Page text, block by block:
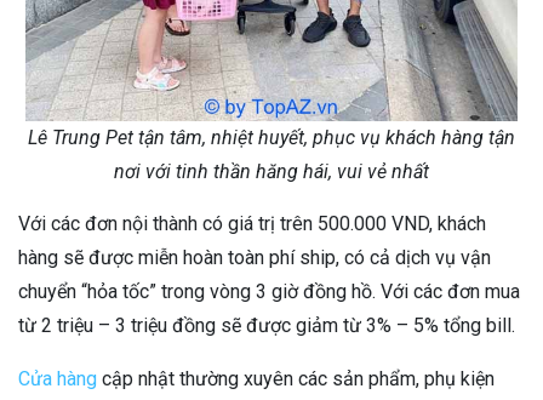
Lê Trung Pet tận tâm, nhiệt huyết, phục vụ khách hàng tận
nơi với tinh thần hăng hái, vui vẻ nhất
Với các đơn nội thành có giá trị trên 500.000 VND, khách
hàng sẽ được miễn hoàn toàn phí ship, có cả dịch vụ vận
chuyển “hỏa tốc” trong vòng 3 giờ đồng hồ. Với các đơn mua
từ 2 triệu – 3 triệu đồng sẽ được giảm từ 3% – 5% tổng bill.
Cửa hàng cập nhật thường xuyên các sản phẩm, phụ kiện